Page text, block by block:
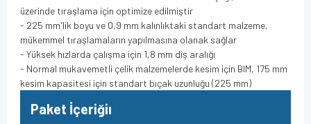
üzerinde tıraşlama için optimize edilmiştir
- 225 mm'lik boyu ve 0,9 mm kalınlıktaki standart malzeme,
mükemmel tıraşlamaların yapılmasına olanak sağlar
- Yüksek hızlarda çalışma için 1,8 mm diş aralığı
- Normal mukavemetli çelik malzemelerde kesim için BIM, 175 mm
kesim kapasitesi için standart bıçak uzunluğu (225 mm)
Paket İçeriğiı